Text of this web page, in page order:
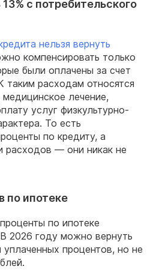
с потребительского
нельзя вернуть
компенсировать только
были оплачены за счет
таким расходам относятся
медицинское лечение,
услуг физкультурно-
То есть
по кредиту, а
расходов — они никак не
по ипотеке
по ипотеке
2026 году можно вернуть
процентов, но не